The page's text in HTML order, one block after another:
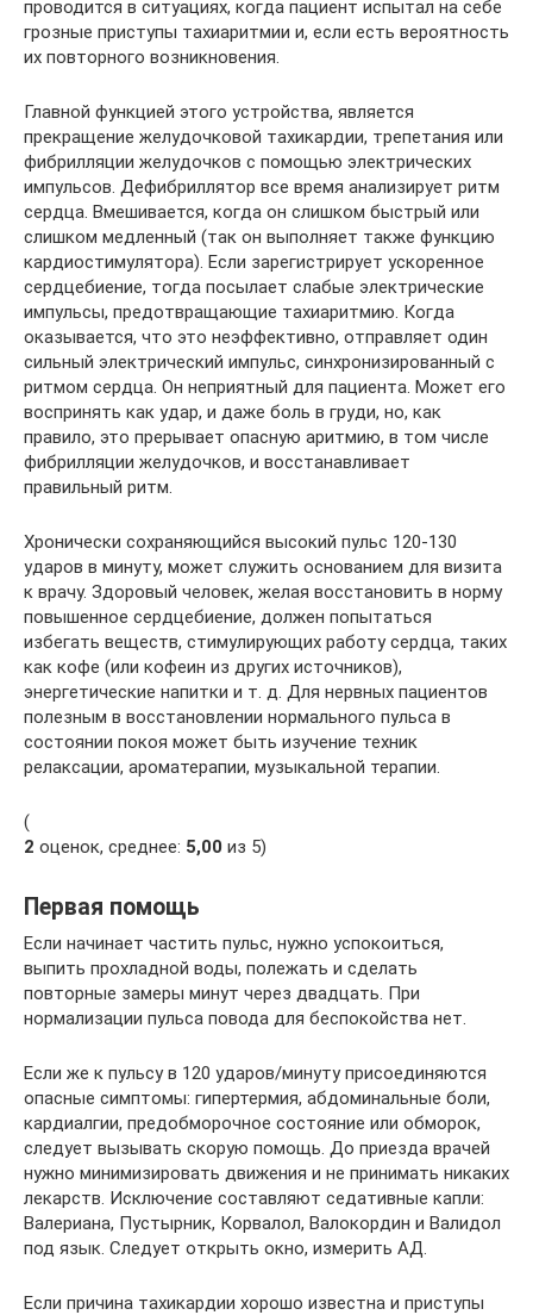
проводится в ситуациях, когда пациент испытал на себе
грозные приступы тахиаритмии и, если есть вероятность
их повторного возникновения.
Главной функцией этого устройства, является
прекращение желудочковой тахикардии, трепетания или
фибрилляции желудочков с помощью электрических
импульсов. Дефибриллятор все время анализирует ритм
сердца. Вмешивается, когда он слишком быстрый или
слишком медленный (так он выполняет также функцию
кардиостимулятора). Если зарегистрирует ускоренное
сердцебиение, тогда посылает слабые электрические
импульсы, предотвращающие тахиаритмию. Когда
оказывается, что это неэффективно, отправляет один
сильный электрический импульс, синхронизированный с
ритмом сердца. Он неприятный для пациента. Может его
воспринять как удар, и даже боль в груди, но, как
правило, это прерывает опасную аритмию, в том числе
фибрилляции желудочков, и восстанавливает
правильный ритм.
Хронически сохраняющийся высокий пульс 120-130
ударов в минуту, может служить основанием для визита
к врачу. Здоровый человек, желая восстановить в норму
повышенное сердцебиение, должен попытаться
избегать веществ, стимулирующих работу сердца, таких
как кофе (или кофеин из других источников),
энергетические напитки и т. д. Для нервных пациентов
полезным в восстановлении нормального пульса в
состоянии покоя может быть изучение техник
релаксации, ароматерапии, музыкальной терапии.
(
2 оценок, среднее: 5,00 из 5)
Первая помощь
Если начинает частить пульс, нужно успокоиться,
выпить прохладной воды, полежать и сделать
повторные замеры минут через двадцать. При
нормализации пульса повода для беспокойства нет.
Если же к пульсу в 120 ударов/минуту присоединяются
опасные симптомы: гипертермия, абдоминальные боли,
кардиалгии, предобморочное состояние или обморок,
следует вызывать скорую помощь. До приезда врачей
нужно минимизировать движения и не принимать никаких
лекарств. Исключение составляют седативные капли:
Валериана, Пустырник, Корвалол, Валокордин и Валидол
под язык. Следует открыть окно, измерить АД.
Если причина тахикардии хорошо известна и приступы